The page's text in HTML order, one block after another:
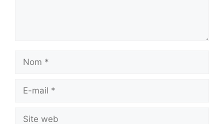
Nom
Site